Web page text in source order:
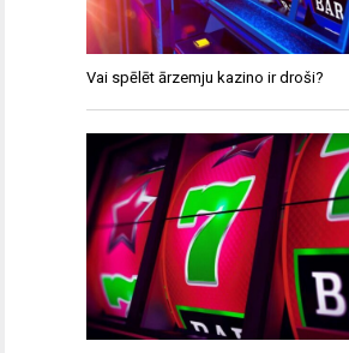
Vai spēlēt ārzemju kazino ir droši?